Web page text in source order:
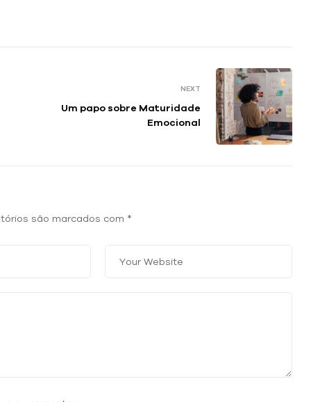
NEXT
Um papo sobre Maturidade
Emocional
são marcados com *